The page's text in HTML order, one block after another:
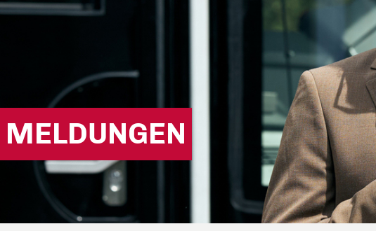
MELDUNGEN